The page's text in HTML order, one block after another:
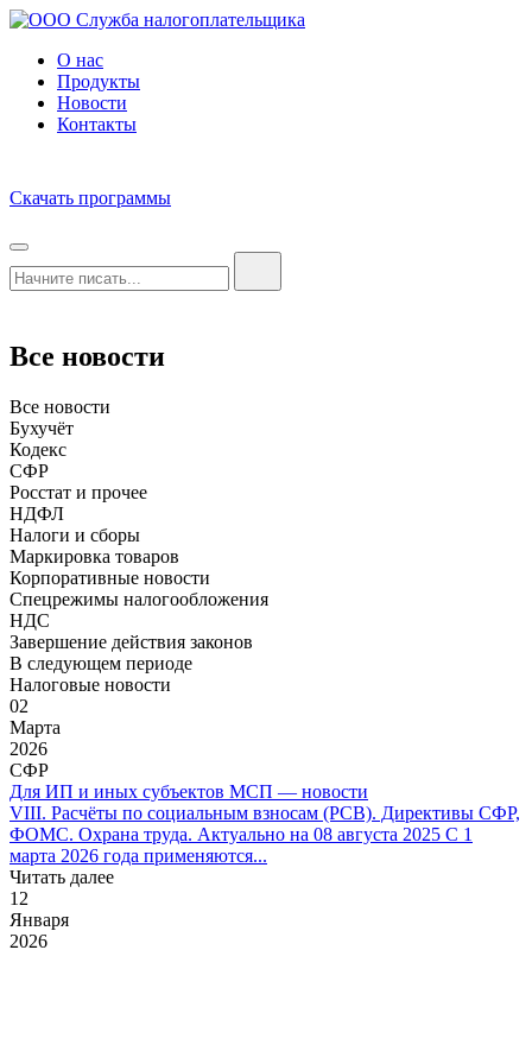
О нас
Продукты
Новости
Контакты
Скачать программы
Все новости
Все новости
Бухучёт
Кодекс
СФР
Росстат и прочее
НДФЛ
Налоги и сборы
Маркировка товаров
Корпоративные новости
Спецрежимы налогообложения
НДС
Завершение действия законов
В следующем периоде
Налоговые новости
02
Марта
2026
СФР
Для ИП и иных субъектов МСП — новости
VIII. Расчёты по социальным взносам (РСВ). Директивы СФР,
ФОМС. Охрана труда. Актуально на 08 августа 2025 С 1
марта 2026 года применяются...
Читать далее
12
Января
2026